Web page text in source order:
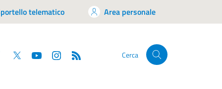
telematico Area personale
Facebook
Twitter YouTube Cerca